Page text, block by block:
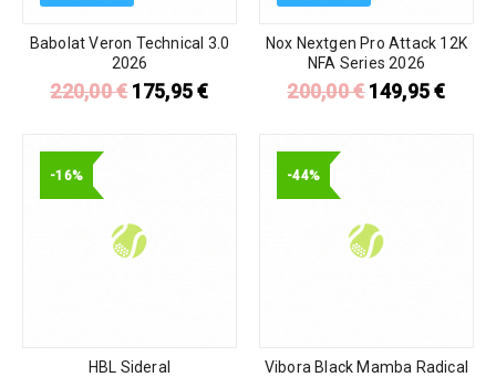
Babolat Veron Technical 3.0
2026
220,00€ 175,95€
Nox Nextgen Pro Attack 12K
NFA Series 2026
200,00€ 149,95€
-16%
HBL Sideral
-44%
Vibora Black Mamba Radical